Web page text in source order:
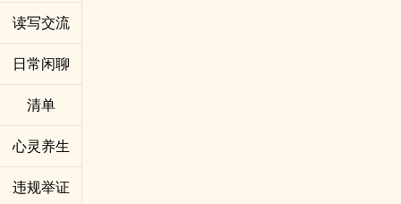
读写交流
日常闲聊
清单
心灵养生
违规举证